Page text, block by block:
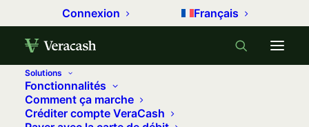
Connexion Français
Solutions
Fonctionnalités
Comment ça marche
Créditer compte VeraCash
Accueil
Métaux précieux
Or numérique : 3 questions à se poser avant d’acheter